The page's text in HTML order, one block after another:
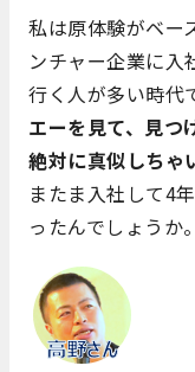
私は原体験がベー
ンチャー企業に入
行く人が多い時代
エーを見て、見つ
絶対に真似しちゃ
またま入社して4
ったんでしょうか。